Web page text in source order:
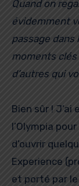
Quand on
évidemment
passage dans
moments
d’autres qui
Bien sûr !
l’Olympia
d’ouvrir
Experience
et porté par